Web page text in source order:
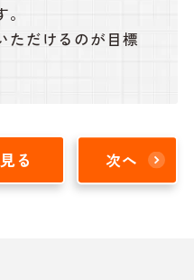
ただけるのが目標
る 次へ